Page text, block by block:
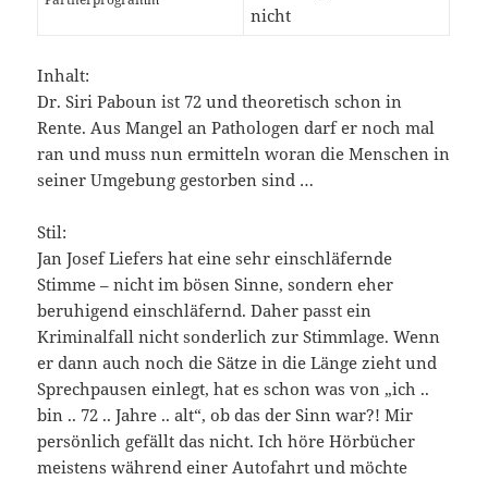
nicht
Inhalt:
Dr. Siri Paboun ist 72 und theoretisch schon in
Rente. Aus Mangel an Pathologen darf er noch mal
ran und muss nun ermitteln woran die Menschen in
seiner Umgebung gestorben sind …
Stil:
Jan Josef Liefers hat eine sehr einschläfernde
Stimme – nicht im bösen Sinne, sondern eher
beruhigend einschläfernd. Daher passt ein
Kriminalfall nicht sonderlich zur Stimmlage. Wenn
er dann auch noch die Sätze in die Länge zieht und
Sprechpausen einlegt, hat es schon was von „ich ..
bin .. 72 .. Jahre .. alt“, ob das der Sinn war?! Mir
persönlich gefällt das nicht. Ich höre Hörbücher
meistens während einer Autofahrt und möchte